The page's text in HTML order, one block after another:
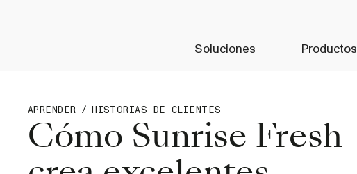
Soluciones Productos
APRENDER / HISTORIAS DE CLIENTES
Cómo Sunrise Fresh